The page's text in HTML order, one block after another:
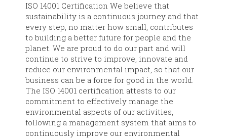
ISO 14001 Certification We believe that
sustainability is a continuous journey and that
every step, no matter how small, contributes
to building a better future for people and the
planet. We are proud to do our part and will
continue to strive to improve, innovate and
reduce our environmental impact, so that our
business can be a force for good in the world.
The ISO 14001 certification attests to our
commitment to effectively manage the
environmental aspects of our activities,
following a management system that aims to
continuously improve our environmental